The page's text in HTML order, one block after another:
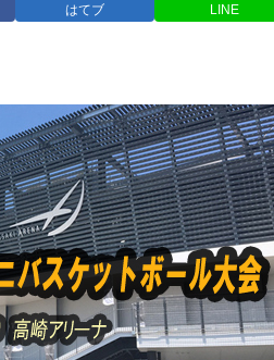
はてブ LINE